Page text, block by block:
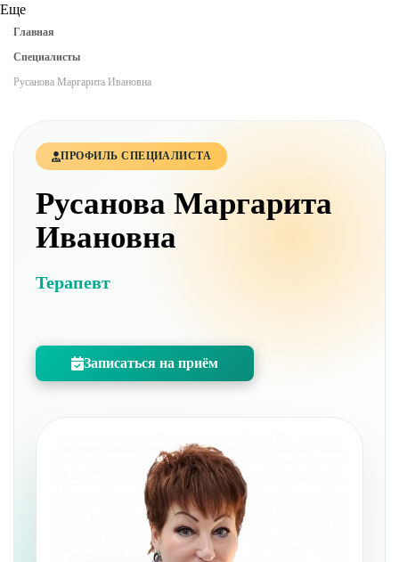
Еще
Главная
Специалисты
Русанова Маргарита Ивановна
ПРОФИЛЬ СПЕЦИАЛИСТА
Русанова Маргарита
Ивановна
Терапевт
Записаться на приём